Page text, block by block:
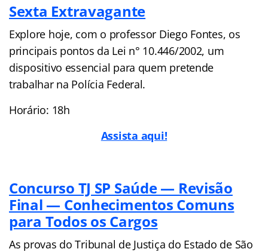
Sexta Extravagante
Explore hoje, com o professor Diego Fontes, os
principais pontos da Lei n° 10.446/2002, um
dispositivo essencial para quem pretende
trabalhar na Polícia Federal.
Horário: 18h
Assista aqui!
Concurso TJ SP Saúde — Revisão
Final — Conhecimentos Comuns
para Todos os Cargos
As provas do Tribunal de Justiça do Estado de São